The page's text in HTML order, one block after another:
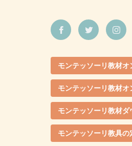
モンテッソーリ教材オ
モンテッソーリ教材オ
モンテッソーリ教材ダ
モンテッソーリ教具